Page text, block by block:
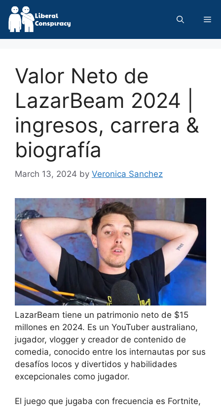
Skip
content
Valor Neto de
LazarBeam 2024 |
ingresos, carrera &
biografía
March 13, 2024 by Veronica Sanchez
LazarBeam tiene un patrimonio neto de $15
millones en 2024. Es un YouTuber australiano,
jugador, vlogger y creador de contenido de
comedia, conocido entre los internautas por sus
desafíos locos y divertidos y habilidades
excepcionales como jugador.
El juego que jugaba con frecuencia es Fortnite,